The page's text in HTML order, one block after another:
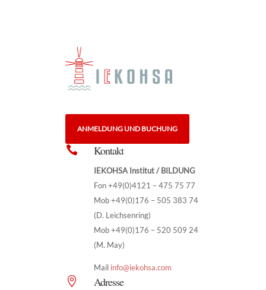
ANMELDUNG UND BUCHUNG
 Kontakt
IEKOHSA Institut / BILDUNG
Fon +49(0)4121 – 475 75 77
Mob +49(0)176 – 505 383 74
(D. Leichsenring)
Mob +49(0)176 – 520 509 24
(M. May)
Mail info@iekohsa.com
 Adresse